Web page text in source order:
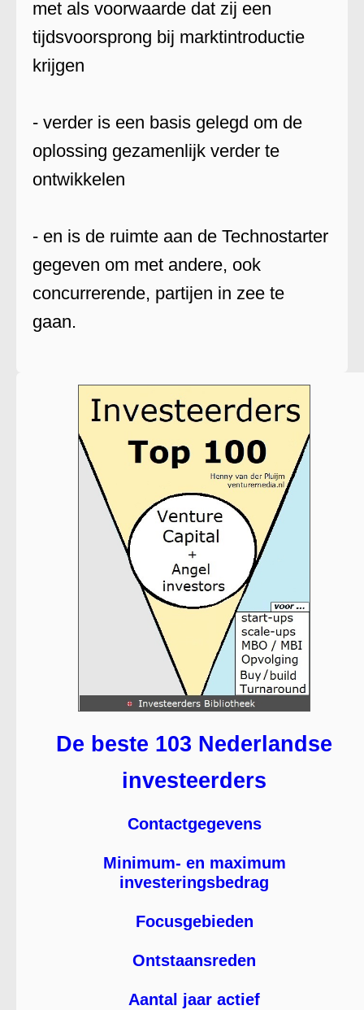
met als voorwaarde dat zij een
tijdsvoorsprong bij marktintroductie
krijgen
- verder is een basis gelegd om de
oplossing gezamenlijk verder te
ontwikkelen
- en is de ruimte aan de Technostarter
gegeven om met andere, ook
concurrerende, partijen in zee te
gaan.
De beste 103 Nederlandse
investeerders
Contactgegevens
Minimum- en maximum
investeringsbedrag
Focusgebieden
Ontstaansreden
Aantal jaar actief